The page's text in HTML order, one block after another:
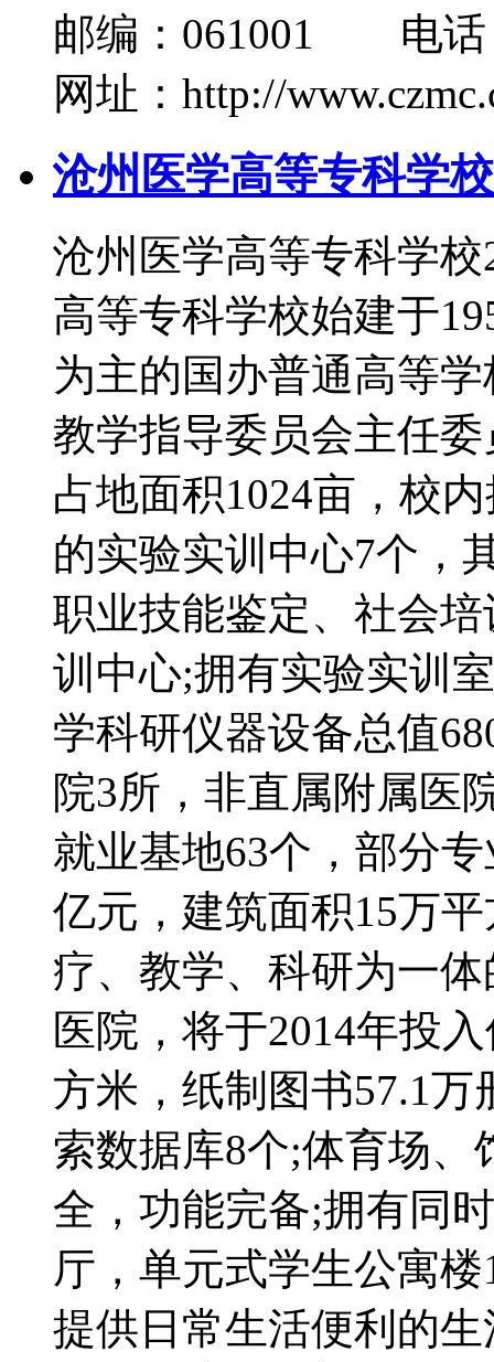
邮编：061001 电话
网址：http://
沧州医学高等专科学
沧州医学高等专科学
高等专科学校始建于
为主的国办普通高等
教学指导委员会主任
占地面积1024亩，校
的实验实训中心7个，
职业技能鉴定、社会
训中心;拥有实验实训
学科研仪器设备总值
院3所，非直属附属医
就业基地63个，部分
亿元，建筑面积15万
疗、教学、科研为一
医院，将于2014年投
方米，纸制图书57.1
索数据库8个;体育场、
全，功能完备;拥有同
厅，单元式学生公寓
提供日常生活便利的